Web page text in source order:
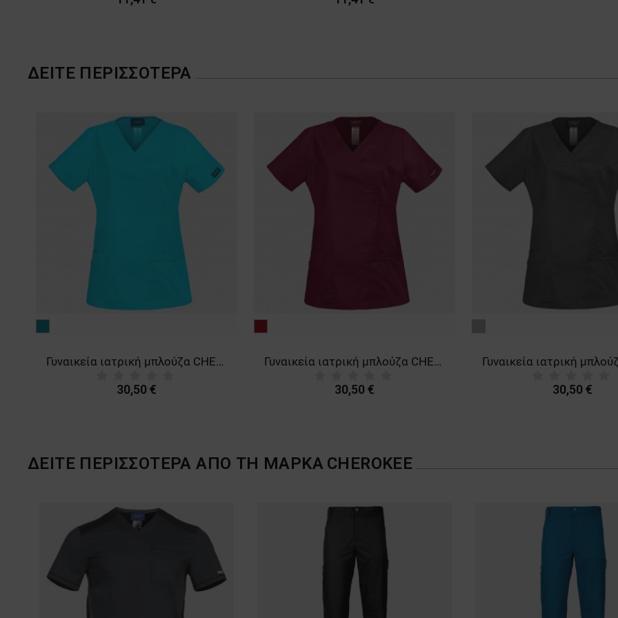
ΔΕΊΤΕ ΠΕΡΙΣΣΌΤΕΡΑ
Γυναικεία ιατρική μπλούζα CHEROKEE WRAP TURQUOISE WWE4728
30,50 €
Γυναικεία ιατρική μπλούζα CHEROKEE WRAP BORDEAUX WWE4728
30,50 € 30,50 €
ΔΕΙΤΕ ΠΕΡΙΣΣΟΤΕΡΑ ΑΠΟ ΤΗ ΜΑΡΚΑ CHEROKEE